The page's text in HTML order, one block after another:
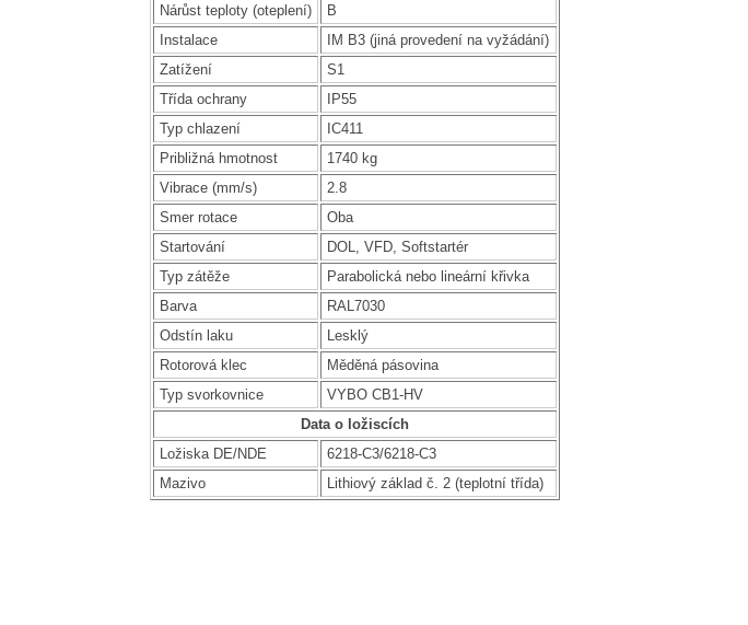
Nárůst teploty (oteplení)
B
Instalace
IM B3 (jiná provedení na vyžádání)
Zatížení
S1
Třída ochrany
IP55
Typ chlazení
IC411
Približná hmotnost
1740 kg
Vibrace (mm/s)
2.8
Smer rotace
Oba
Startování
DOL, VFD, Softstartér
Typ zátěže
Parabolická nebo lineární křivka
Barva
RAL7030
Odstín laku
Lesklý
Rotorová klec
Měděná pásovina
Typ svorkovnice
VYBO CB1-HV
Data o ložiscích
Ložiska DE/NDE
6218-C3/6218-C3
Mazivo
Lithiový základ č. 2 (teplotní třída)